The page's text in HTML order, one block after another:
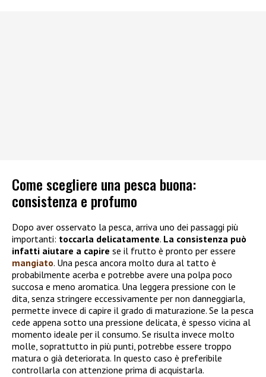
Come scegliere una pesca buona:
consistenza e profumo
Dopo aver osservato la pesca, arriva uno dei passaggi più
importanti: toccarla delicatamente. La consistenza può
infatti aiutare a capire se il frutto è pronto per essere
mangiato. Una pesca ancora molto dura al tatto è
probabilmente acerba e potrebbe avere una polpa poco
succosa e meno aromatica. Una leggera pressione con le
dita, senza stringere eccessivamente per non danneggiarla,
permette invece di capire il grado di maturazione. Se la pesca
cede appena sotto una pressione delicata, è spesso vicina al
momento ideale per il consumo. Se risulta invece molto
molle, soprattutto in più punti, potrebbe essere troppo
matura o già deteriorata. In questo caso è preferibile
controllarla con attenzione prima di acquistarla.